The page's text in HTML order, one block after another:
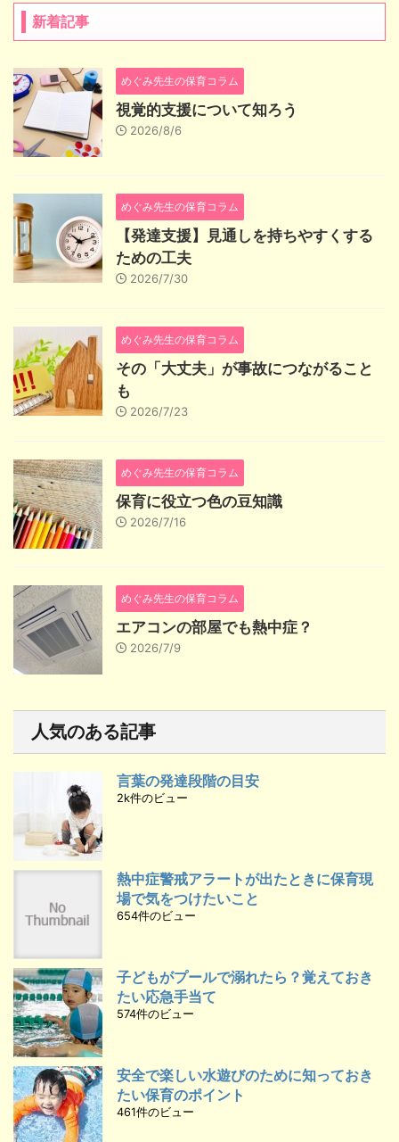
新着記事
めぐみ先生の保育コラム
視覚的支援について知ろう
2026/8/6
めぐみ先生の保育コラム
【発達支援】見通しを持ちやすくする
ための工夫
2026/7/30
めぐみ先生の保育コラム
その「大丈夫」が事故につながること
も
2026/7/23
めぐみ先生の保育コラム
保育に役立つ色の豆知識
2026/7/16
めぐみ先生の保育コラム
エアコンの部屋でも熱中症？
2026/7/9
人気のある記事
言葉の発達段階の目安
2k件のビュー
熱中症警戒アラートが出たときに保育現
場で気をつけたいこと
654件のビュー
子どもがプールで溺れたら？覚えておき
たい応急手当て
574件のビュー
安全で楽しい水遊びのために知っておき
たい保育のポイント
461件のビュー